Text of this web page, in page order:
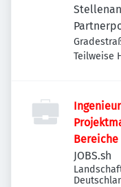
List,
Teilweise
JOBS.sh